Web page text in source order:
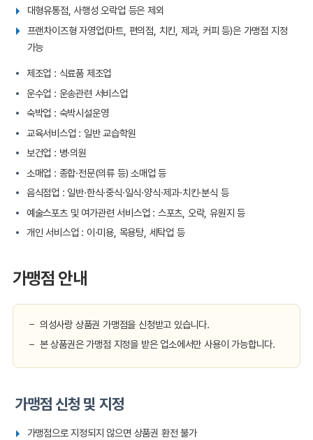
대형유통점, 사행성 오락업 등은 제외
프랜차이즈형 자영업(마트, 편의점, 치킨, 제과, 커피 등)은 가맹점 지정
가능
제조업 : 식료품 제조업
운수업 : 운송관련 서비스업
숙박업 : 숙박시설운영
교육서비스업 : 일반 교습학원
보건업 : 병·의원
소매업 : 종합·전문(의류 등) 소매업 등
음식점업 : 일반·한식·중식·일식·양식·제과·치킨·분식 등
예술스포츠 및 여가관련 서비스업 : 스포츠, 오락, 유원지 등
개인 서비스업 : 이·미용, 목용탕, 세탁업 등
가맹점 안내
의성사랑 상품권 가맹점을 신청받고 있습니다.
본 상품권은 가맹점 지정을 받은 업소에서만 사용이 가능합니다.
가맹점 신청 및 지정
가맹점으로 지정되지 않으면 상품권 환전 불가